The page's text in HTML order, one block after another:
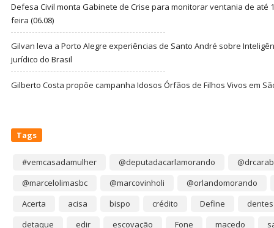
Defesa Civil monta Gabinete de Crise para monitorar ventania de até
feira (06.08)
Gilvan leva a Porto Alegre experiências de Santo André sobre
jurídico do Brasil
Gilberto Costa propõe campanha Idosos Órfãos de Filhos Vivos em
Tags
#vemcasadamulher @deputadacarlamorando
@marcelolimasbc
@marcovinholi
@orlandomorando
Acerta
acisa bispo crédito Define
dentes
detaque
edir escovação Fone macedo